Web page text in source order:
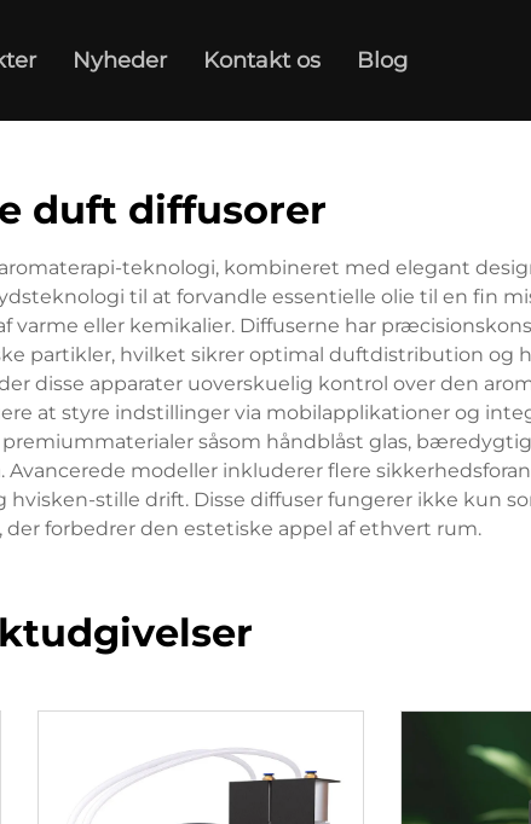
Nyheder Kontakt os Blog
duft diffusorer
teknologi, kombineret med elegant
til at forvandle essentielle olie til en fin
eller kemikalier. Diffuserne har
partikler, hvilket sikrer optimal duftdistribution og
disse apparater uoverskuelig kontrol over den
at styre indstillinger via mobilapplikationer og
såsom håndblåst glas,
modeller inkluderer flere
stille drift. Disse diffuser fungerer ikke kun
forbedrer den estetiske appel af ethvert rum.